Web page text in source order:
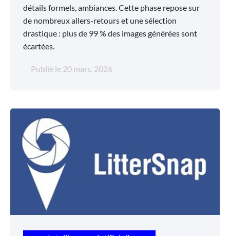
détails formels, ambiances. Cette phase repose sur
de nombreux allers-retours et une sélection
drastique : plus de 99 % des images générées sont
écartées.
Publié le 20 mars, 2026